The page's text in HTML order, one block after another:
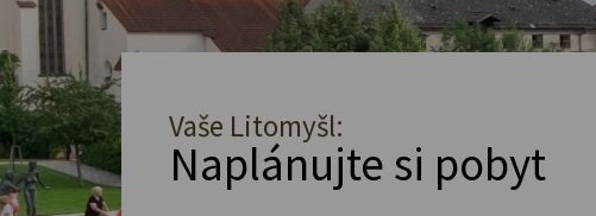
Vaše Litomyšl:
Naplánujte si pobyt